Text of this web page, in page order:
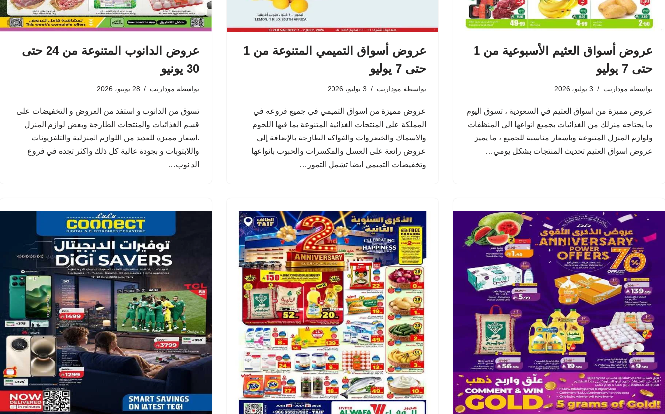
عروض أسواق العثيم الأسبوعية من 1
حتى 7 يوليو
بواسطة مودارنت 3 يوليو، 2026
عروض مميزة من اسواق العثيم في السعودية ، تسوق اليوم
ما يحتاجه منزلك من الغذائيات بجميع انواعها الى المنظفات
ولوازم المنزل المتنوعة وباسعار مناسبة للجميع ، ما يميز
عروض اسواق العثيم تحديث المنتجات بشكل يومي…
عروض أسواق التميمي المتنوعة من 1
حتى 7 يوليو
بواسطة مودارنت 3 يوليو، 2026
عروض مميزة من اسواق التميمي في جميع فروعه في
المملكة على المنتجات الغذائية المتنوعة بما فيها اللحوم
والاسماك والخضروات والفواكه الطازجة بالإضافة إلى
عروض رائعة على العسل والمكسرات والحبوب بانواعها
وتخفيضات التميمي ايضا تشمل التمور…
عروض الدانوب المتنوعة من 24 حتى
30 يونيو
بواسطة مودارنت 28 يونيو، 2026
تسوق من الدانوب و استفد من العروض و التخفيضات على
قسم الغذائيات والمنتجات الطازجة وبعض لوازم المنزل
.اسعار مميزة للعديد من اللوازم المنزلية والتلفزيونات
واللابتوبات و بجودة عالية كل ذلك واكثر تجده في فروع
الدانوب…